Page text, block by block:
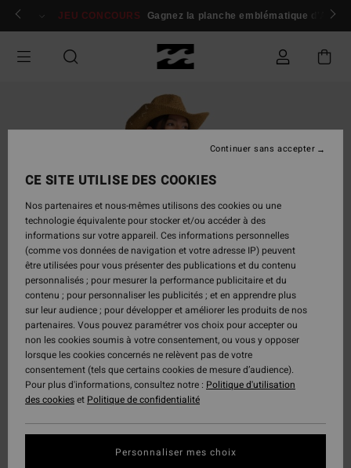
Passer
Se connecter / s'inscrire
JEU CONCOURS Gagnez la planche emblématique d'Andy
CE SITE UTILISE DES COOKIES
Nos partenaires et nous-mêmes utilisons des cookies ou une
technologie équivalente pour stocker et/ou accéder à des
informations sur votre appareil. Ces informations personnelles
(comme vos données de navigation et votre adresse IP) peuvent
être utilisées pour vous présenter des publications et du contenu
personnalisés ; pour mesurer la performance publicitaire et du
contenu ; pour personnaliser les publicités ; et en apprendre plus
sur leur audience ; pour développer et améliorer les produits de nos
partenaires. Vous pouvez paramétrer vos choix pour accepter ou
non les cookies soumis à votre consentement, ou vous y opposer
lorsque les cookies concernés ne relèvent pas de votre
consentement (tels que certains cookies de mesure d’audience).
Pour plus d'informations, consultez notre : Politique d'utilisation
des cookieset Politique de confidentialité
Personnaliser mes choix
Continuer sans accepter